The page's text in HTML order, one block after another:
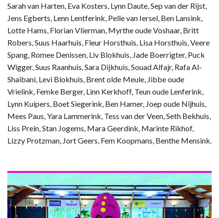
Sarah van Harten, Eva Kosters, Lynn Daute, Sep van der Rijst,
Jens Egberts, Lenn Lentferink, Pelle van Iersel, Ben Lansink,
Lotte Hams, Florian Vlierman, Myrthe oude Voshaar, Britt
Robers, Suus Haarhuis, Fleur Horsthuis, Lisa Horsthuis, Veere
Spang, Romee Denissen, Liv Blokhuis, Jade Boerrigter, Puck
Wigger, Suus Raanhuis, Sara Dijkhuis, Souad Alfajr, Rafa Al-
Shaibani, Levi Blokhuis, Brent olde Meule, Jibbe oude
Vrielink, Femke Berger, Linn Kerkhoff, Teun oude Lenferink,
Lynn Kuipers, Boet Siegerink, Ben Hamer, Joep oude Nijhuis,
Mees Paus, Yara Lammerink, Tess van der Veen, Seth Bekhuis,
Liss Prein, Stan Jogems, Mara Geerdink, Marinte Rikhof,
Lizzy Protzman, Jort Geers, Fem Koopmans, Benthe Mensink.